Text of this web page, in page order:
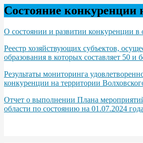
Состояние конкуренции
О состоянии и развитии конкуренции в
Реестр хозяйствующих субъектов,
образования в которых составляет 50 и
Результаты мониторинга
конкуренции на территории
Отчет о выполнении Плана
области по состоянию на 01.07.2024 года